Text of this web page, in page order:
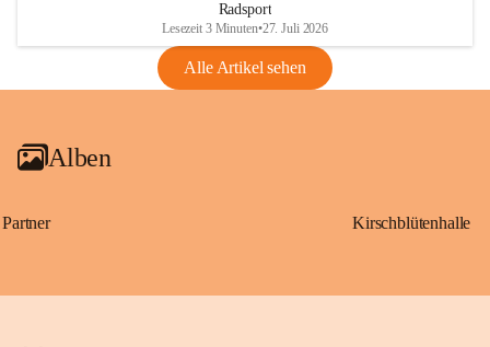
VBl. EU Nr. 18_2026
Radsport
Lesezeit 3 Minuten•27. Juli 2026
Alle Artikel sehen
Alben
Partner Kirschblütenhalle